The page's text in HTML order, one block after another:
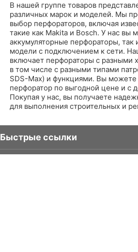
В нашей группе товаров
различных марок и моделей. Мы
выбор перфораторов, включая
такие как Makita и Bosch. У нас вы
аккумуляторные перфораторы, так
модели с подключением к сети.
включает перфораторы с разными
в том числе с разными типами
SDS-Max) и функциями. Вы можете
перфоратор по выгодной цене и с
Покупая у нас, вы получаете
для выполнения строительных и
Быстрые ссылки